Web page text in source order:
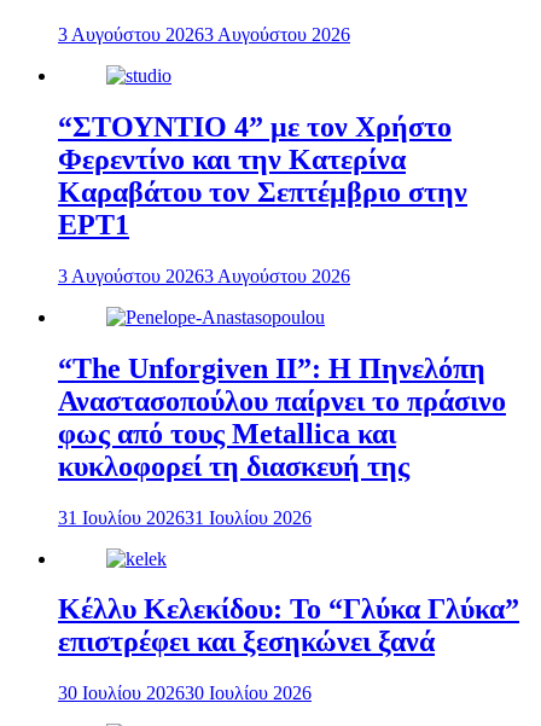
3 Αυγούστου 20263 Αυγούστου 2026
“ΣΤΟΥΝΤΙΟ 4” με τον Χρήστο
Φερεντίνο και την Κατερίνα
Καραβάτου τον Σεπτέμβριο στην
ΕΡΤ1
3 Αυγούστου 20263 Αυγούστου 2026
“The Unforgiven II”: Η Πηνελόπη
Αναστασοπούλου παίρνει το πράσινο
φως από τους Metallica και
κυκλοφορεί τη διασκευή της
31 Ιουλίου 202631 Ιουλίου 2026
Κέλλυ Κελεκίδου: Το “Γλύκα Γλύκα”
επιστρέφει και ξεσηκώνει ξανά
30 Ιουλίου 202630 Ιουλίου 2026